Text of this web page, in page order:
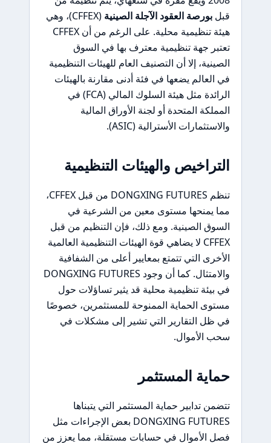
قبلبورصة العقود الآجلة الصينية
(CFFEX)، وهي
هيئة تنظيمية محلية. على الرغم من أن CFFEX
تعتبر جهة تنظيمية معترف بها في السوق
الصينية، إلا أن التصنيف العام للهيئات التنظيمية
في العالم يضعها في فئة أدنى مقارنة بالهيئات
الرائدة مثل هيئة السلوك المالي (FCA) في
المملكة المتحدة أو لجنة الأوراق المالية
والاستثمارات الأسترالية (ASIC).
التراخيص والهيئات التنظيمية
تنظم DONGXING FUTURES من قبل CFFEX،
مما يمنحها مستوى معين من الشرعية في
السوق الصينية. ومع ذلك، فإن التنظيم من قبل
CFFEX لا يضاهي قوة الهيئات التنظيمية العالمية
الأخرى التي تتمتع بمعايير أعلى من الشفافية
والامتثال. كما أن وجود DONGXING FUTURES
في بيئة تنظيمية محلية قد يثير تساؤلات حول
مستوى الحماية الممنوحة للمستثمرين، خصوصًا
في ظل التقارير التي تشير إلى مشكلات في
سحب الأموال.
حماية المستثمر
تتضمن تدابير حماية المستثمر التي يتبناها
DONGXING FUTURES بعض الإجراءات مثل
فصل الأموال في حسابات مستقلة، مما يعزز من